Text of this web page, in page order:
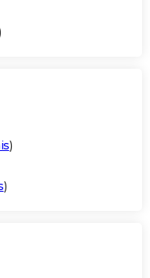
)
)